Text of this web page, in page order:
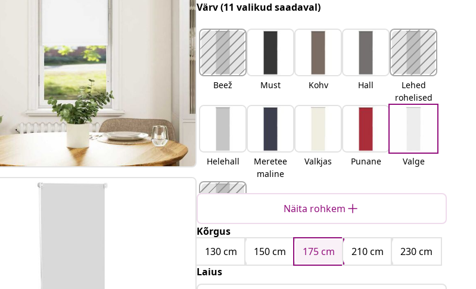
Värv(11 valikud saadaval)
Beež Must Kohv Hall
Lehed
rohelised
Helehall
Meretee
maline
Valkjas Punane Valge
Kollane
Näita rohkem
Kõrgus
130 cm
150 cm 175 cm 210 cm
230 cm
Laius